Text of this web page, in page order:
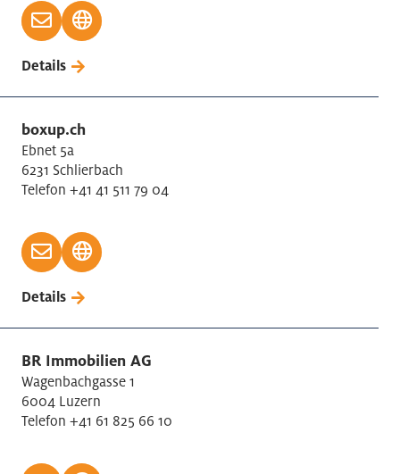
Details
boxup.ch
Ebnet 5a
6231 Schlierbach
Telefon +41 41 511 79 04
Details
BR Immobilien AG
Wagenbachgasse 1
6004 Luzern
Telefon +41 61 825 66 10